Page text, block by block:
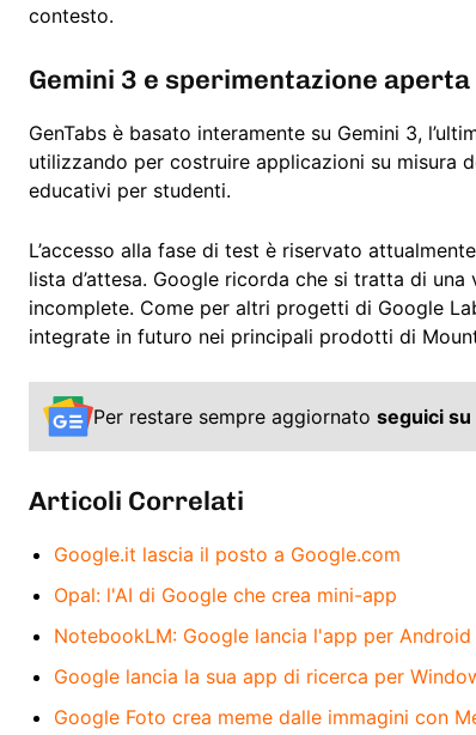
contesto.
Gemini 3 e sperimentazione aperta
GenTabs è basato interamente su Gemini 3,
utilizzando per costruire applicazioni su misura
educativi per studenti.
L’accesso alla fase di test è riservato
lista d’attesa. Google ricorda che si tratta di
incomplete. Come per altri progetti di Google
integrate in futuro nei principali prodotti di
Per restare sempre aggiornato seguici su
Articoli Correlati
Google.it lascia il posto a Google.com
Opal: l'AI di Google che crea mini-app
NotebookLM: Google lancia l'app per Android
Google lancia la sua app di ricerca per
Google Foto crea meme dalle immagini con